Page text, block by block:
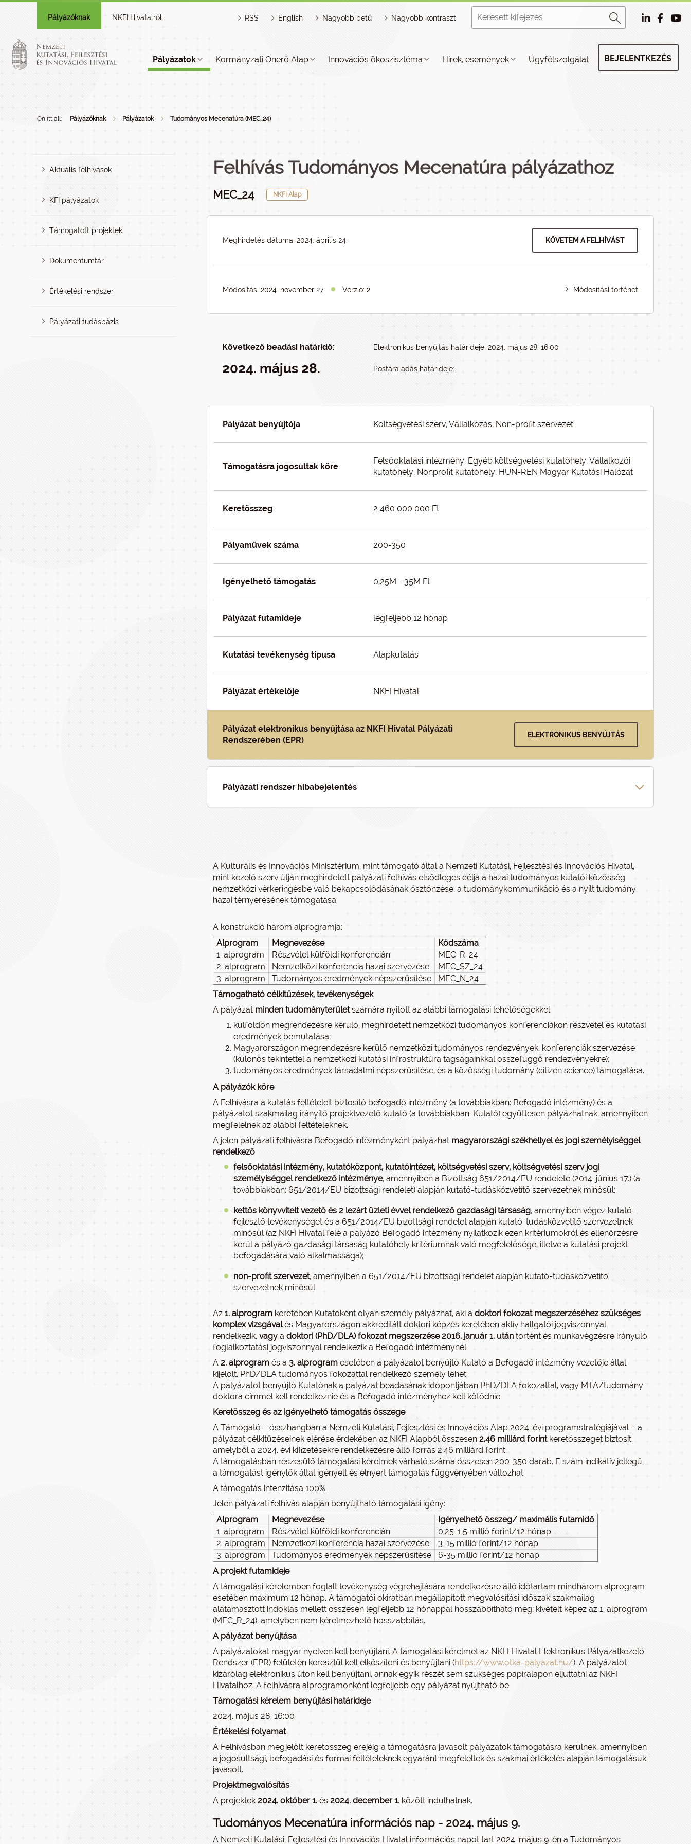
Pályázóknak NKFI Hivatalról RSS English Nagyobb betű Nagyobb kontraszt
Pályázatok Kormányzati Önerő Alap Innovációs ökoszisztéma Hírek, események Ügyfélszolgálat BEJELENTKEZÉS
Ön itt áll: Pályázóknak Pályázatok Tudományos Mecenatúra (MEC_24)
Aktuális felhívások
KFI pályázatok
Támogatott projektek
Dokumentumtár
Értékelési rendszer
Pályázati tudásbázis
Felhívás Tudományos Mecenatúra pályázathoz
MEC_24 NKFI Alap
Meghirdetés dátuma: 2024. április 24. KÖVETEM A FELHÍVÁST
Módosítás: 2024. november 27. Verzió: 2 Módosítási történet
Következő beadási határidő: Elektronikus benyújtás határideje: 2024. május 28. 16:00
2024. május 28. Postára adás határideje:
Pályázat benyújtója Költségvetési szerv, Vállalkozás, Non-profit szervezet
Támogatásra jogosultak köre
Felsőoktatási intézmény, Egyéb költségvetési kutatóhely, Vállalkozói
kutatóhely, Nonprofit kutatóhely, HUN-REN Magyar Kutatási Hálózat
Keretösszeg 2 460 000 000 Ft
Pályaművek száma 200-350
Igényelhető támogatás 0,25M - 35M Ft
Pályázat futamideje legfeljebb 12 hónap
Kutatási tevékenység típusa Alapkutatás
Pályázat értékelője NKFI Hivatal
Pályázat elektronikus benyújtása az NKFI Hivatal Pályázati
Rendszerében (EPR)
ELEKTRONIKUS BENYÚJTÁS
Pályázati rendszer hibabejelentés
A Kulturális és Innovációs Minisztérium, mint támogató által a Nemzeti Kutatási, Fejlesztési és Innovációs Hivatal,
mint kezelő szerv útján meghirdetett pályázati felhívás elsődleges célja a hazai tudományos kutatói közösség
nemzetközi vérkeringésbe való bekapcsolódásának ösztönzése, a tudománykommunikáció és a nyílt tudomány
hazai térnyerésének támogatása.
A konstrukció három alprogramja:
Alprogram
Megnevezése
Kódszáma
1. alprogram
Részvétel külföldi konferencián
MEC_R_24
2. alprogram
Nemzetközi konferencia hazai szervezése
MEC_SZ_24
3. alprogram
Tudományos eredmények népszerűsítése
MEC_N_24
Támogatható célkitűzések, tevékenységek
A pályázat minden tudományterületszámára nyitott az alábbi támogatási lehetőségekkel:
külföldön megrendezésre kerülő, meghirdetett nemzetközi tudományos konferenciákon részvétel és kutatási
eredmények bemutatása;
Magyarországon megrendezésre kerülő nemzetközi tudományos rendezvények, konferenciák szervezése
(különös tekintettel a nemzetközi kutatási infrastruktúra tagságainkkal összefüggő rendezvényekre);
tudományos eredmények társadalmi népszerűsítése, és a közösségi tudomány (citizen science) támogatása.
A pályázók köre
A Felhívásra a kutatás feltételeit biztosító befogadó intézmény (a továbbiakban: Befogadó intézmény) és a
pályázatot szakmailag irányító projektvezető kutató (a továbbiakban: Kutató) együttesen pályázhatnak, amennyiben
megfelelnek az alábbi feltételeknek.
A jelen pályázati felhívásra Befogadó intézményként pályázhat magyarországi székhellyel és jogi személyiséggel
rendelkező
felsőoktatási intézmény, kutatóközpont, kutatóintézet, költségvetési szerv, költségvetési szerv jogi
személyiséggel rendelkező intézménye, amennyiben a Bizottság 651/2014/EU rendelete (2014. június 17.) (a
továbbiakban: 651/2014/EU bizottsági rendelet) alapján kutató-tudásközvetítő szervezetnek minősül;
kettős könyvvitelt vezető és 2 lezárt üzleti évvel rendelkező gazdasági társaság, amennyiben végez kutató-
fejlesztő tevékenységet és a 651/2014/EU bizottsági rendelet alapján kutató-tudásközvetítő szervezetnek
minősül (az NKFI Hivatal felé a pályázó Befogadó intézmény nyilatkozik ezen kritériumokról és ellenőrzésre
kerül a pályázó gazdasági társaság kutatóhely kritériumnak való megfelelősége, illetve a kutatási projekt
befogadására való alkalmassága);
non-profit szervezet, amennyiben a 651/2014/EU bizottsági rendelet alapján kutató-tudásközvetítő
szervezetnek minősül.
Az 1. alprogram keretében Kutatóként olyan személy pályázhat, aki a doktori fokozat megszerzéséhez szükséges
komplex vizsgávalés Magyarországon akkreditált doktori képzés keretében aktív hallgatói jogviszonnyal
rendelkezik, vagy a doktori (PhD/DLA) fokozat megszerzése 2016. január 1. után történt és munkavégzésre irányuló
foglalkoztatási jogviszonnyal rendelkezik a Befogadó intézménynél.
A 2. alprogram és a 3. alprogram esetében a pályázatot benyújtó Kutató a Befogadó intézmény vezetője által
kijelölt, PhD/DLA tudományos fokozattal rendelkező személy lehet.
A pályázatot benyújtó Kutatónak a pályázat beadásának időpontjában PhD/DLA fokozattal, vagy MTA/tudomány
doktora címmel kell rendelkeznie és a Befogadó intézményhez kell kötődnie.
Keretösszeg és az igényelhető támogatás összege
A Támogató – összhangban a Nemzeti Kutatási, Fejlesztési és Innovációs Alap 2024. évi programstratégiájával – a
pályázat célkitűzéseinek elérése érdekében az NKFI Alapból összesen 2,46 milliárd forintkeretösszeget biztosít,
amelyből a 2024. évi kifizetésekre rendelkezésre álló forrás 2,46 milliárd forint.
A támogatásban részesülő támogatási kérelmek várható száma összesen 200-350 darab. E szám indikatív jellegű,
a támogatást igénylők által igényelt és elnyert támogatás függvényében változhat.
A támogatás intenzitása 100%.
Jelen pályázati felhívás alapján benyújtható támogatási igény:
Alprogram
Megnevezése
Igényelhető összeg/ maximális futamidő
1. alprogram
Részvétel külföldi konferencián
0,25-1,5 millió forint/12 hónap
2. alprogram
Nemzetközi konferencia hazai szervezése
3-15 millió forint/12 hónap
3. alprogram
Tudományos eredmények népszerűsítése
6-35 millió forint/12 hónap
A projekt futamideje
A támogatási kérelemben foglalt tevékenység végrehajtására rendelkezésre álló időtartam mindhárom alprogram
esetében maximum 12 hónap. A támogatói okiratban megállapított megvalósítási időszak szakmailag
alátámasztott indoklás mellett összesen legfeljebb 12 hónappal hosszabbítható meg; kivételt képez az 1. alprogram
(MEC_R_24), amelyben nem kérelmezhető hosszabbítás.
A pályázat benyújtása
A pályázatokat magyar nyelven kell benyújtani. A támogatási kérelmet az NKFI Hivatal Elektronikus Pályázatkezelő
Rendszer (EPR) felületén keresztül kell elkészíteni és benyújtani (https://www.otka-palyazat.hu/). A pályázatot
kizárólag elektronikus úton kell benyújtani, annak egyik részét sem szükséges papíralapon eljuttatni az NKFI
Hivatalhoz. A felhívásra alprogramonként legfeljebb egy pályázat nyújtható be.
Támogatási kérelem benyújtási határideje
2024. május 28. 16:00
Értékelési folyamat
A Felhívásban megjelölt keretösszeg erejéig a támogatásra javasolt pályázatok támogatásra kerülnek, amennyiben
a jogosultsági, befogadási és formai feltételeknek egyaránt megfeleltek és szakmai értékelés alapján támogatásuk
javasolt.
Projektmegvalósítás
A projektek 2024. október 1. és 2024. december 1. között indulhatnak.
Tudományos Mecenatúra információs nap - 2024. május 9.
A Nemzeti Kutatási, Fejlesztési és Innovációs Hivatal információs napot tart 2024. május 9-én a Tudományos